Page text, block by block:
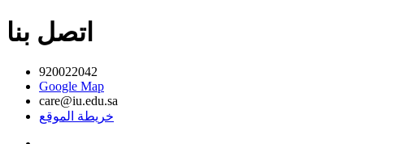
اتصل بنا
920022042
Google Map
care@iu.edu.sa
خريطة الموقع